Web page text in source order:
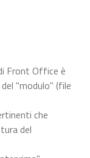
Front Office è
"modulo" (file
che
del